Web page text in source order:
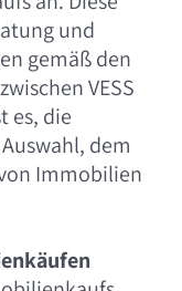
und
gemäß den
VESS
es, die
dem
Immobilien